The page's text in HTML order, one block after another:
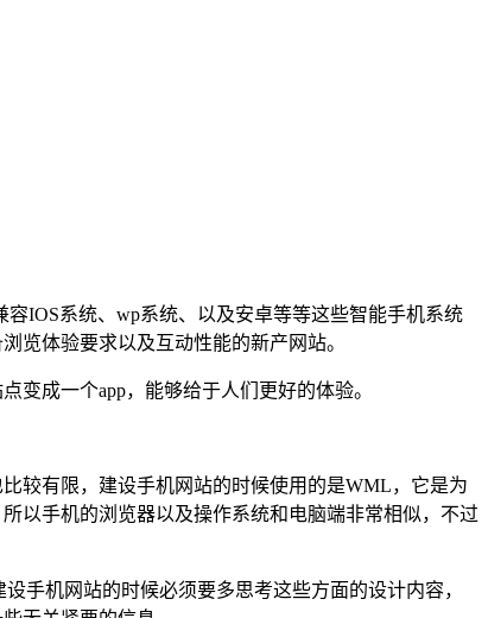
IOS系统、wp系统、以及安卓等等这些智能手机系统
览体验要求以及互动性能的新产网站。
变成一个app，能够给于人们更好的体验。
较有限，建设手机网站的时候使用的是WML，它是为
以手机的浏览器以及操作系统和电脑端非常相似，不过
手机网站的时候必须要多思考这些方面的设计内容，